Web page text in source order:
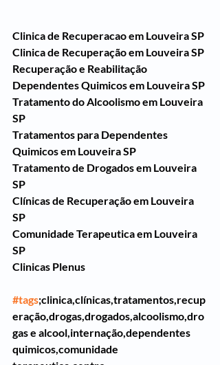
Clinica de Recuperacao em Louveira SP
Clinica de Recuperação em Louveira SP
Recuperação e Reabilitação
Dependentes Quimicos em Louveira SP
Tratamento do Alcoolismo em Louveira
SP
Tratamentos para Dependentes
Quimicos em Louveira SP
Tratamento de Drogados em Louveira
SP
Clínicas de Recuperação em Louveira
SP
Comunidade Terapeutica em Louveira
SP
Clinicas Plenus
#tags;clinica,clínicas,tratamentos,recup
eração,drogas,drogados,alcoolismo,dro
gas e alcool,internação,dependentes
quimicos,comunidade